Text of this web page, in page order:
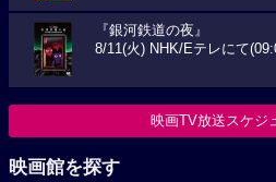
『銀河鉄道の夜』
8/11(火) NHK/Eテレにて
映画TV放送スケジ
映画館を探す